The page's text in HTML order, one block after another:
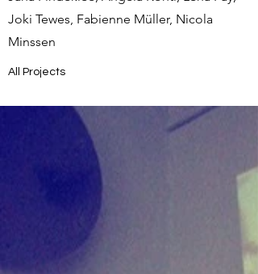
Joki Tewes, Fabienne Müller, Nicola
Minssen
All Projects